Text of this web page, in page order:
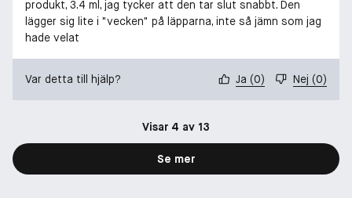
produkt, 3.4 ml, jag tycker att den tar slut snabbt. Den
lägger sig lite i "vecken" på läpparna, inte så jämn som jag
hade velat
Var detta till hjälp? Ja (0) Nej (0)
Visar 4 av 13
Se mer